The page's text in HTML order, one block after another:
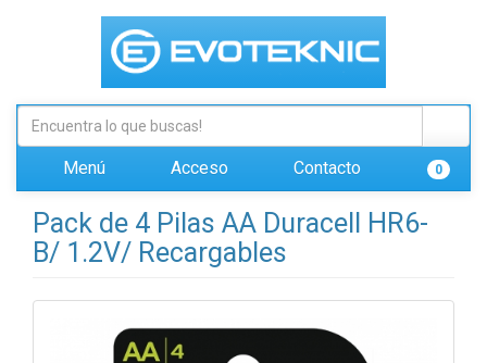
Menú Acceso Contacto 0
Pack de 4 Pilas AA Duracell HR6-
B/ 1.2V/ Recargables